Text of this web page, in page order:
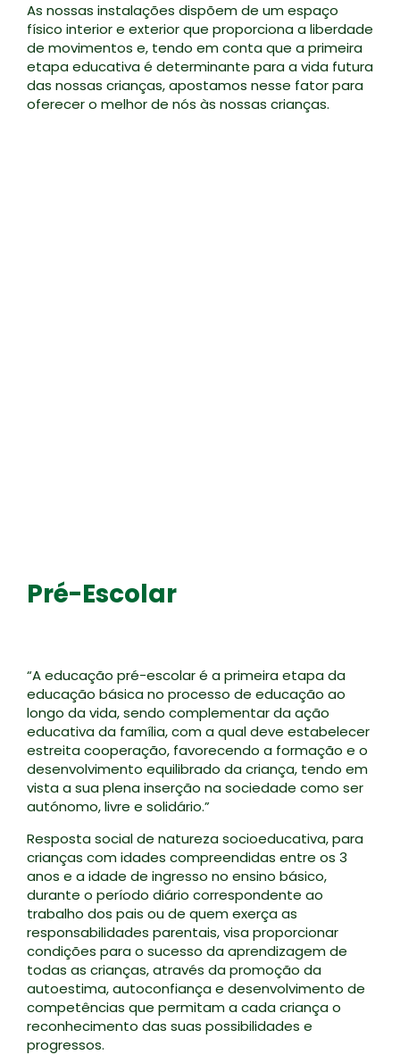
As nossas instalações dispõem de um espaço
físico interior e exterior que proporciona a liberdade
de movimentos e, tendo em conta que a primeira
etapa educativa é determinante para a vida futura
das nossas crianças, apostamos nesse fator para
oferecer o melhor de nós às nossas crianças.
Pré-Escolar
“A educação pré-escolar é a primeira etapa da
educação básica no processo de educação ao
longo da vida, sendo complementar da ação
educativa da família, com a qual deve estabelecer
estreita cooperação, favorecendo a formação e o
desenvolvimento equilibrado da criança, tendo em
vista a sua plena inserção na sociedade como ser
autónomo, livre e solidário.”
Resposta social de natureza socioeducativa, para
crianças com idades compreendidas entre os 3
anos e a idade de ingresso no ensino básico,
durante o período diário correspondente ao
trabalho dos pais ou de quem exerça as
responsabilidades parentais, visa proporcionar
condições para o sucesso da aprendizagem de
todas as crianças, através da promoção da
autoestima, autoconfiança e desenvolvimento de
competências que permitam a cada criança o
reconhecimento das suas possibilidades e
progressos.